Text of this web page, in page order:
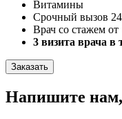
Витамины
Срочный вызов
Врач со стажем от
3 визита врача в
Заказать
Напишите